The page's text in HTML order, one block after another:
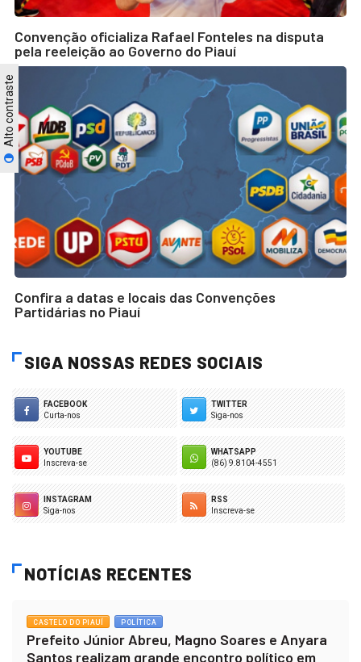
Alto contraste
Convenção oficializa Rafael Fonteles na disputa
pela reeleição ao Governo do Piauí
Confira a datas e locais das Convenções
Partidárias no Piauí
SIGA NOSSAS REDES SOCIAIS
FACEBOOK
Curta-nos
TWITTER
Siga-nos
YOUTUBE
Inscreva-se
WHATSAPP
(86) 9.8104-4551
INSTAGRAM
Siga-nos
RSS
Inscreva-se
NOTÍCIAS RECENTES
CASTELO DO PIAUÍ POLÍTICA
Prefeito Júnior Abreu, Magno Soares e Anyara
Santos realizam grande encontro político em